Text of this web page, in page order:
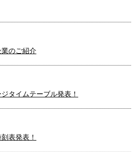
業のご紹介
タイムテーブル発表！
表発表！